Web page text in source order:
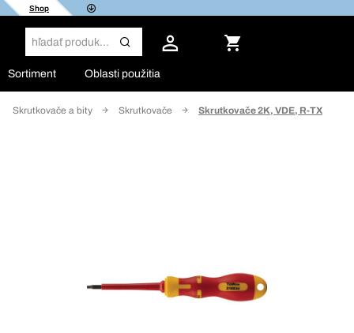
Shop
Sortiment Oblasti použitia
Skrutkovače a bity Skrutkovače Skrutkovače 2K, VDE, R-TX